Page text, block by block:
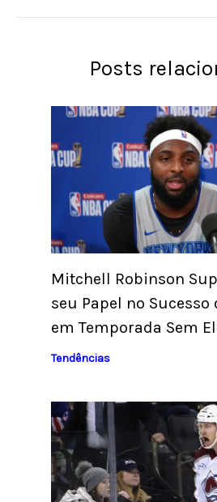
Posts
Mitchell Robinson
seu Papel no Sucesso
em Temporada Sem
Tendências